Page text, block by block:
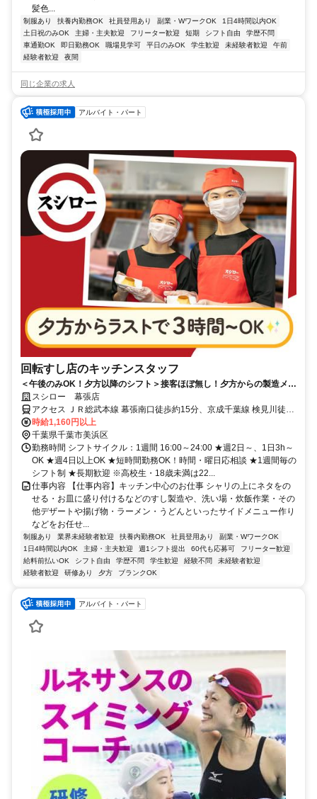
髪色...
制服あり 扶養内勤務OK 社員登用あり 副業・WワークOK
1日4時間以内OK
土日祝のみOK
主婦・主夫歓迎 フリーター歓迎 短期 シフト自由
学歴不問
車通勤OK
即日勤務OK 職場見学可 平日のみOK 学生歓迎 未経験者歓迎
午前
経験者歓迎
夜間
同じ企業の求人
アルバイト・パート
回転すし店のキッチンスタッフ
＜午後のみOK！夕方以降のシフト＞接客ほぼ無し！夕方からの製造メイ
ンでコツコツ働ける
スシロー 幕張店
アクセス ＪＲ総武本線 幕張南口徒歩約15分、京成千葉線 検見川徒歩
約15分、京成千葉線 京成幕張徒歩約18分
時給1,160円以上
千葉県千葉市美浜区
勤務時間 シフトサイクル：1週間 16:00～24:00 ★週2日～、1日3h～
OK ★週4日以上OK ★短時間勤務OK！時間・曜日応相談 ★1週間毎の
シフト制 ★長期歓迎 ※高校生・18歳未満は22...
仕事内容 【仕事内容】キッチン中心のお仕事 シャリの上にネタをの
せる・お皿に盛り付けるなどのすし製造や、洗い場・炊飯作業・その
他デザートや揚げ物・ラーメン・うどんといったサイドメニュー作り
などをお任せ...
制服あり 業界未経験者歓迎 扶養内勤務OK 社員登用あり
副業・WワークOK
1日4時間以内OK
主婦・主夫歓迎 週1シフト提出 60代も応募可
フリーター歓迎
給料前払いOK
シフト自由 学歴不問 学生歓迎 経験不問
未経験者歓迎
経験者歓迎
研修あり 夕方 ブランクOK
アルバイト・パート